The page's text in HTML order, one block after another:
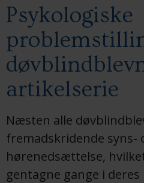
Psykologiske
artikelserie
Næsten alle
fremadskridende syns-
hørenedsættelse,
gentagne gange i deres